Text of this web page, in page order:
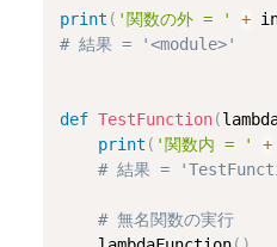
print ( '関数の外 = ' +
# 結果 = '<module>'
def TestFunction(
print ( '関数内 = ' +
# 結果 =
# 無名関数の実行